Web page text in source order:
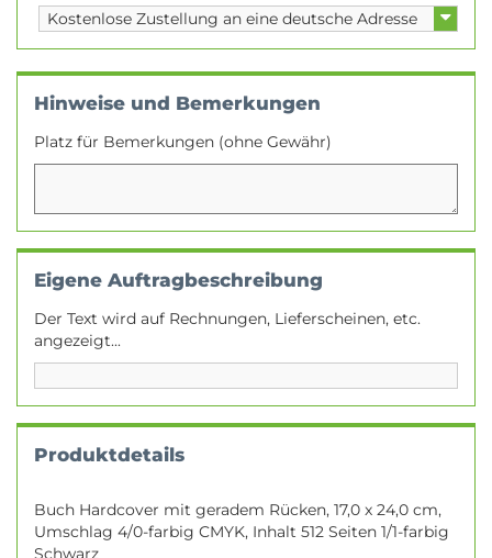
Hinweise und Bemerkungen
Platz für Bemerkungen (ohne Gewähr)
Eigene Auftragbeschreibung
Der Text wird auf Rechnungen, Lieferscheinen, etc.
angezeigt...
Produktdetails
Buch Hardcover mit geradem Rücken, 17,0 x 24,0 cm,
Umschlag 4/0-farbig CMYK, Inhalt 512 Seiten 1/1-farbig
Schwarz